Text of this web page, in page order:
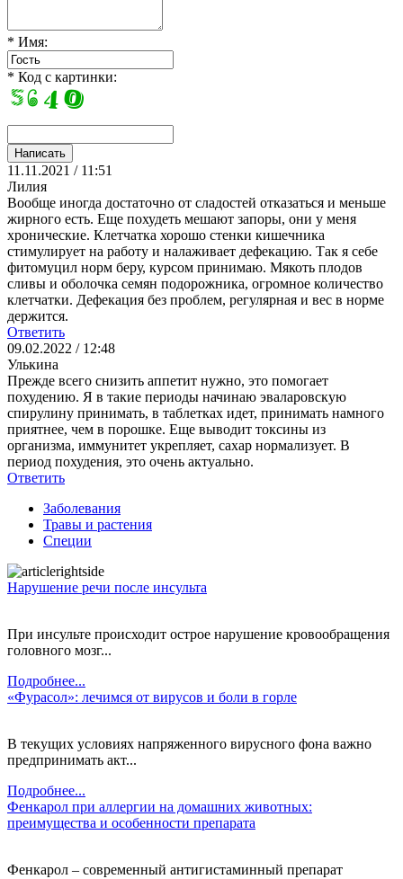
* Имя:
* Код с картинки:
11.11.2021 / 11:51
Лилия
Вообще иногда достаточно от сладостей отказаться и меньше
жирного есть. Еще похудеть мешают запоры, они у меня
хронические. Клетчатка хорошо стенки кишечника
стимулирует на работу и налаживает дефекацию. Так я себе
фитомуцил норм беру, курсом принимаю. Мякоть плодов
сливы и оболочка семян подорожника, огромное количество
клетчатки. Дефекация без проблем, регулярная и вес в норме
держится.
Ответить
09.02.2022 / 12:48
Улькина
Прежде всего снизить аппетит нужно, это помогает
похудению. Я в такие периоды начинаю эваларовскую
спирулину принимать, в таблетках идет, принимать намного
приятнее, чем в порошке. Еще выводит токсины из
организма, иммунитет укрепляет, сахар нормализует. В
период похудения, это очень актуально.
Ответить
Заболевания
Травы и растения
Специи
Нарушение речи после инсульта
При инсульте происходит острое нарушение кровообращения
головного мозг...
Подробнее...
«Фурасол»: лечимся от вирусов и боли в горле
В текущих условиях напряженного вирусного фона важно
предпринимать акт...
Подробнее...
Фенкарол при аллергии на домашних животных:
преимущества и особенности препарата
Фенкарол – современный антигистаминный препарат